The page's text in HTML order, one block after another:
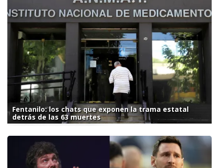
Fentanilo: los chats que exponen la trama estatal
detrás de las 63 muertes